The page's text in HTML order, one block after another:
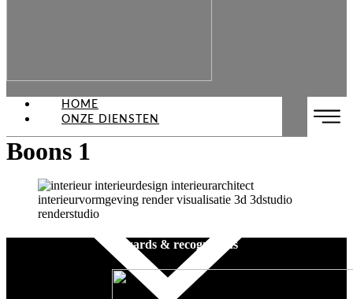
HOME
ONZE DIENSTEN
Boons 1
Awards & recognitions